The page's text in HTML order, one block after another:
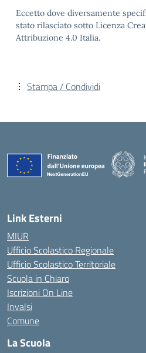
Eccetto dove diversamente
stato rilasciato sotto Licenza
Attribuzione 4.0 Italia.
Stampa / Condividi
Link Esterni
MIUR
Ufficio Scolastico Regionale
Ufficio Scolastico Territoriale
Scuola in Chiaro
Iscrizioni On Line
Invalsi
Comune
La Scuola